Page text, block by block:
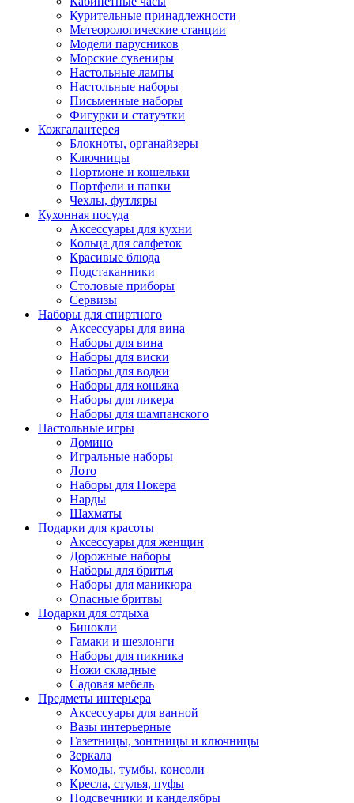
Курительные принадлежности
Метеорологические станции
Модели парусников
Морские сувениры
Настольные лампы
Настольные наборы
Письменные наборы
Фигурки и статуэтки
Кожгалантерея
Блокноты, органайзеры
Ключницы
Портмоне и кошельки
Портфели и папки
Чехлы, футляры
Кухонная посуда
Аксессуары для кухни
Кольца для салфеток
Красивые блюда
Подстаканники
Столовые приборы
Cервизы
Наборы для спиртного
Аксессуары для вина
Наборы для вина
Наборы для виски
Наборы для водки
Наборы для коньяка
Наборы для ликера
Наборы для шампанского
Настольные игры
Домино
Игральные наборы
Лото
Наборы для Покера
Нарды
Шахматы
Подарки для красоты
Аксессуары для женщин
Дорожные наборы
Наборы для бритья
Наборы для маникюра
Опасные бритвы
Подарки для отдыха
Бинокли
Гамаки и шезлонги
Наборы для пикника
Ножи складные
Садовая мебель
Предметы интерьера
Аксессуары для ванной
Вазы интерьерные
Газетницы, зонтницы и ключницы
Зеркала
Комоды, тумбы, консоли
Кресла, стулья, пуфы
Подсвечники и канделябры